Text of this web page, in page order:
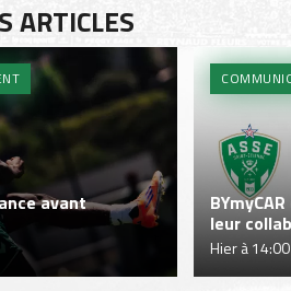
ARTICLES
avant
leur
Hier à 14:00